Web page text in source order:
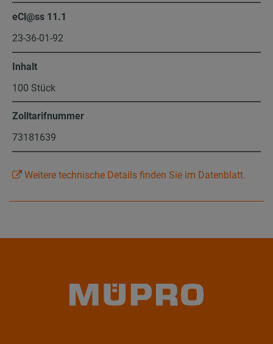
eCl@ss 11.1
23-36-01-92
Inhalt
100 Stück
Zolltarifnummer
73181639
Weitere technische Details finden Sie im Datenblatt.